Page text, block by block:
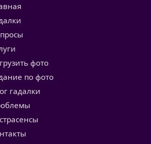
фото
по фото
гадалки